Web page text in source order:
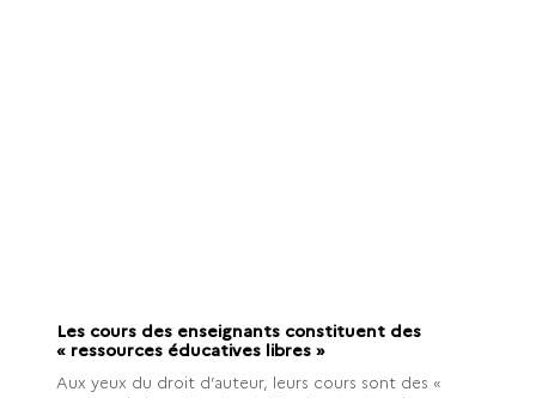
Les cours des enseignants constituent des
« ressources éducatives libres »
Aux yeux du droit d’auteur, leurs cours sont des «